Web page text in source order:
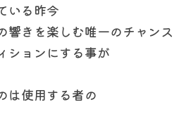
いる昨今
響きを楽しむ唯一のチャンス
ションにする事が
は使用する者の